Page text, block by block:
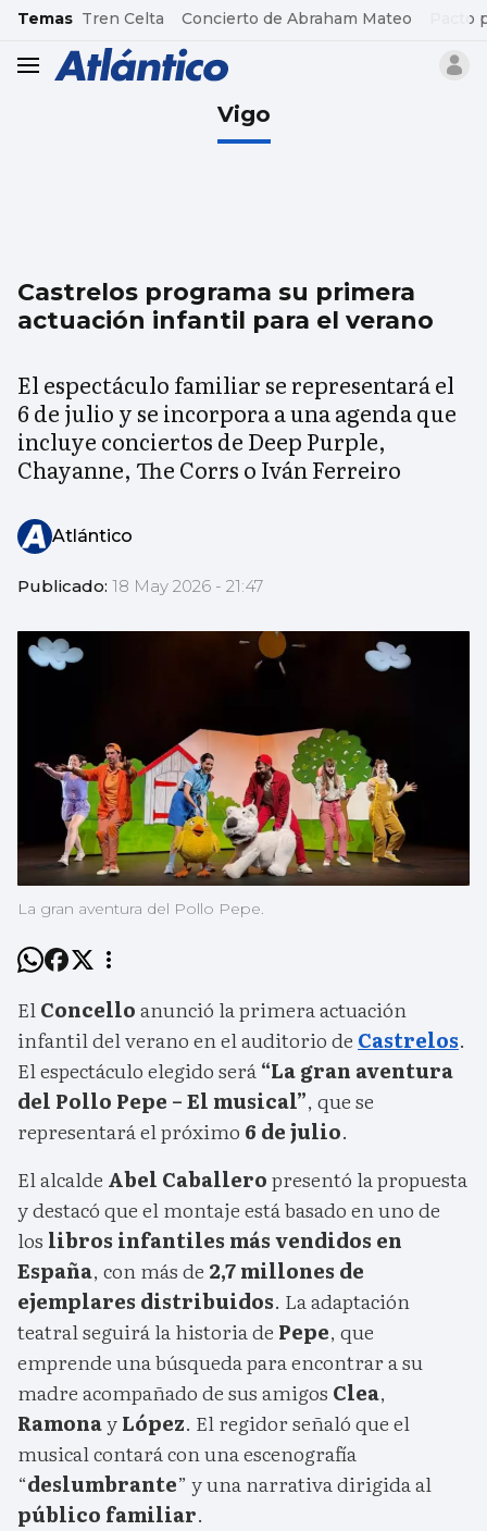
common.go-to-content
Temas Tren Celta Concierto de Abraham Mateo Pacto
header.menu.open
Vigo
Castrelos programa su primera
actuación infantil para el verano
El espectáculo familiar se representará el
6 de julio y se incorpora a una agenda que
incluye conciertos de Deep Purple,
Chayanne, The Corrs o Iván Ferreiro
Atlántico
Publicado: 18 May 2026 - 21:47
La gran aventura del Pollo Pepe.
ElConcelloanunció la primera actuación
infantil del verano en el auditorio de Castrelos.
El espectáculo elegido será“La gran aventura
del Pollo Pepe – El musical”, que se
representará el próximo 6 de julio.
El alcalde Abel Caballeropresentó la propuesta
y destacó que el montaje está basado en uno de
los libros infantiles más vendidos en
España, con más de 2,7 millones de
ejemplares distribuidos. La adaptación
teatral seguirá la historia de Pepe, que
emprende una búsqueda para encontrar a su
madre acompañado de sus amigos Clea,
RamonayLópez. El regidor señaló que el
musical contará con una escenografía
“deslumbrante” y una narrativa dirigida al
público familiar.